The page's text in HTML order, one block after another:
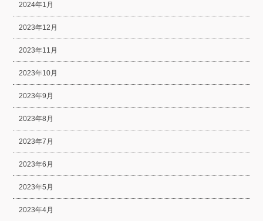
2024年1月
2023年12月
2023年11月
2023年10月
2023年9月
2023年8月
2023年7月
2023年6月
2023年5月
2023年4月